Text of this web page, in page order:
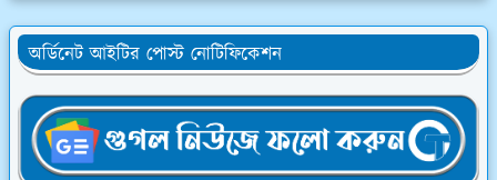
অর্ডিনেট আইটির পোস্ট নোটিফিকেশন